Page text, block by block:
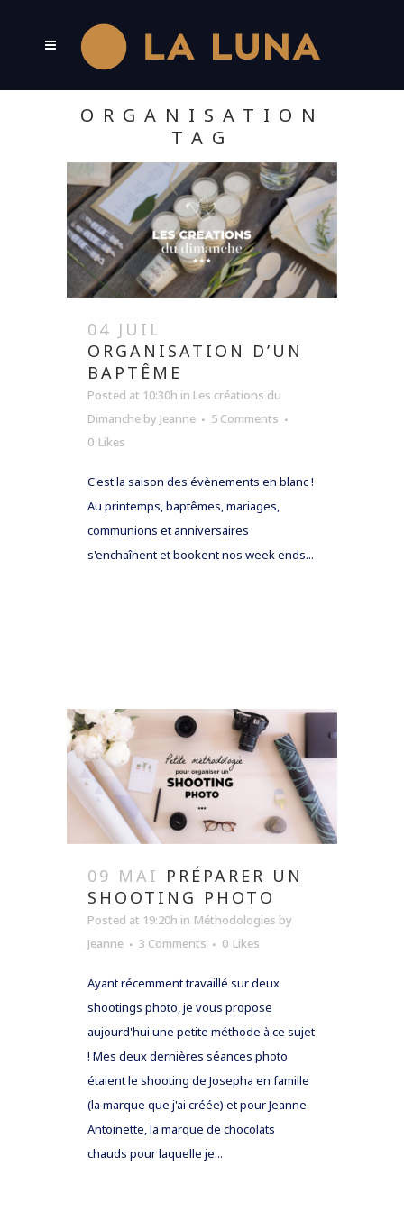
ORGANISATION
TAG
04 JUIL
ORGANISATION D’UN
BAPTÊME
Posted at 10:30h in Les créations du
Dimanche by Jeanne
5 Comments
0 Likes
C'est la saison des évènements en blanc !
Au printemps, baptêmes, mariages,
communions et anniversaires
s'enchaînent et bookent nos week ends...
09 MAI PRÉPARER UN
SHOOTING PHOTO
Posted at 19:20h in Méthodologies by
Jeanne
3 Comments 0 Likes
Ayant récemment travaillé sur deux
shootings photo, je vous propose
aujourd'hui une petite méthode à ce sujet
! Mes deux dernières séances photo
étaient le shooting de Josepha en famille
(la marque que j'ai créée) et pour Jeanne-
Antoinette, la marque de chocolats
chauds pour laquelle je...